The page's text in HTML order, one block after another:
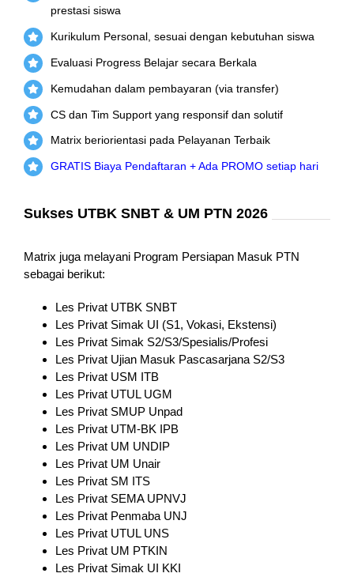
prestasi siswa
Kurikulum Personal, sesuai dengan kebutuhan siswa
Evaluasi Progress Belajar secara Berkala
Kemudahan dalam pembayaran (via transfer)
CS dan Tim Support yang responsif dan solutif
Matrix beriorientasi pada Pelayanan Terbaik
GRATIS Biaya Pendaftaran + Ada PROMO setiap hari
Sukses UTBK SNBT & UM PTN 2026
Matrix juga melayani Program Persiapan Masuk PTN
sebagai berikut:
Les Privat UTBK SNBT
Les Privat Simak UI (S1, Vokasi, Ekstensi)
Les Privat Simak S2/S3/Spesialis/Profesi
Les Privat Ujian Masuk Pascasarjana S2/S3
Les Privat USM ITB
Les Privat UTUL UGM
Les Privat SMUP Unpad
Les Privat UTM-BK IPB
Les Privat UM UNDIP
Les Privat UM Unair
Les Privat SM ITS
Les Privat SEMA UPNVJ
Les Privat Penmaba UNJ
Les Privat UTUL UNS
Les Privat UM PTKIN
Les Privat Simak UI KKI